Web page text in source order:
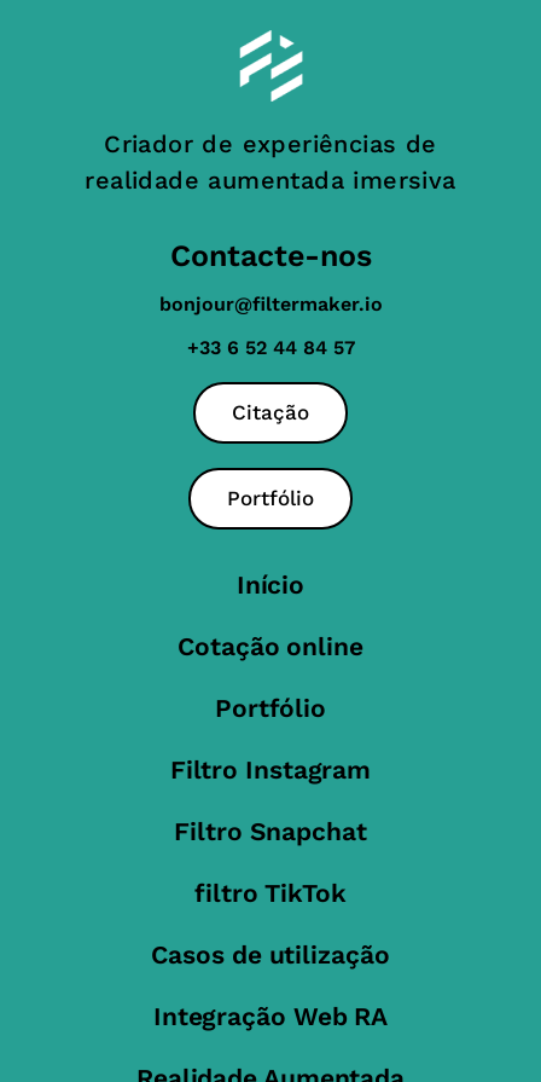
Criador de experiências de
realidade aumentada imersiva
Contacte-nos
bonjour@filtermaker.io
+33 6 52 44 84 57
Citação
Portfólio
Início
Cotação online
Portfólio
Filtro Instagram
Filtro Snapchat
filtro TikTok
Casos de utilização
Integração Web RA